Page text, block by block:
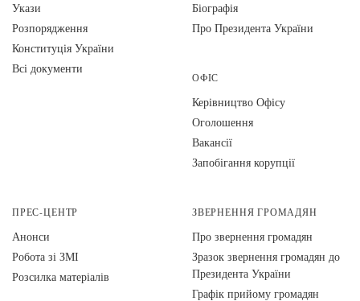
Укази
Розпорядження
Конституція України
Всі документи
Біографія
Про Президента України
ОФІС
Керівництво Офісу
Оголошення
Вакансії
Запобігання корупції
ПРЕС-ЦЕНТР
Анонси
Робота зі ЗМІ
Розсилка матеріалів
ЗВЕРНЕННЯ ГРОМАДЯН
Про звернення громадян
Зразок звернення громадян до
Президента України
Графік прийому громадян